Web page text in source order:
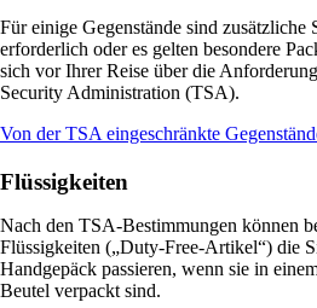
Für einige Gegenstände sind zusätzliche
erforderlich oder es gelten besondere
sich vor Ihrer Reise über die
Security Administration (TSA).
Von der TSA eingeschränkte
Flüssigkeiten
Nach den TSA-Bestimmungen können
Flüssigkeiten („Duty-Free-Artikel“) die
Handgepäck passieren, wenn sie in
Beutel verpackt sind.